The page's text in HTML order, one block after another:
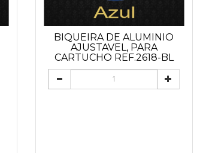
BIQUEIRA DE ALUMINIO
AJUSTAVEL, PARA
CARTUCHO REF.2618-BL
(AZUL)